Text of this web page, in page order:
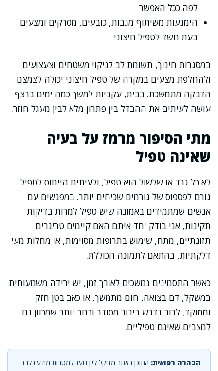
לפה ככל האפשר
הימנעות משיתוף מגבות, כובעים, מסרקים ומצעים
בעת חשד לטפיל חיצוני
במסגרות חינוך, תשומת לב לניקוי משטחים וצעצועים
ולהחלפת מצעים במקרה של טפיל חיצוני יכולה לצמצם
הדבקה מתמשכת. בבית, עקביות למשך כמה ימים ברצף
עושה לעיתים את ההבדל בין פתרון מלא לבין מעגל חוזר.
מתי הסיפור מרמז על בעיה
שאינה טפיל
לא כל גרד או שלשול הוא טפיל, ולעיתים הייחוס לטפיל
גורם לפספוס של גורמים שכיחים יותר. במפגשים עם
אנשים שמתמידים באמונה שיש טפיל למרות בדיקות
תקינות, אני בודק יחד איתם האם קיימים טריגרים
תזונתיים, מתח, שימוש בתרופות מסוימות, או מחלות מעי
דלקתיות, בהתאם לתמונה הכוללת.
כאשר התסמינים נמשכים לאורך זמן, יש ירידה משמעותית
במשקל, דם בצואה, חום מתמשך, או כאב בטן חזק
וממוקד, לרוב נדרש בירור מסודר ורחב יותר שמכוון גם
למצבים שאינם טפיליים.
הבהרה רפואית: התוכן באתר מדיקל ליין נועד למטרות מידע בלבד